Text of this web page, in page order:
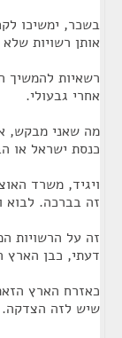
בשכר, ימשיכו
אותן רשויות
רשאיות להמשיך
אחרי גבעולי.
מה שאני מבקש,
כנסת ישראל או
ויגיד, משרד
זה בברכה. לבוא
זה על הרשויות
דעתי, כבן הארץ
כאזרח הארץ
שיש לזה הצדקה.